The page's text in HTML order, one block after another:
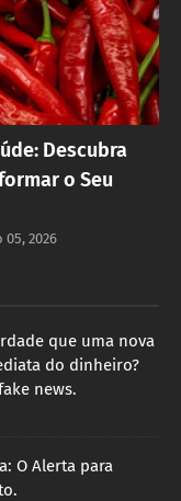
Descubra
o Seu
05, 2026
que uma nova
do dinheiro?
news.
O Alerta para